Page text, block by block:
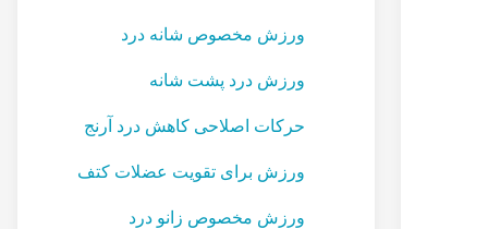
ورزش مخصوص شانه درد
ورزش درد پشت شانه
حرکات اصلاحی کاهش درد آرنج
ورزش برای تقویت عضلات کتف
ورزش مخصوص زانو درد